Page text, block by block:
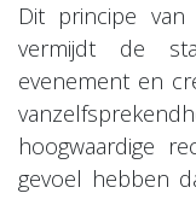
Dit principe
vermijdt de
evenement en
hoogwaardige
gevoel hebben